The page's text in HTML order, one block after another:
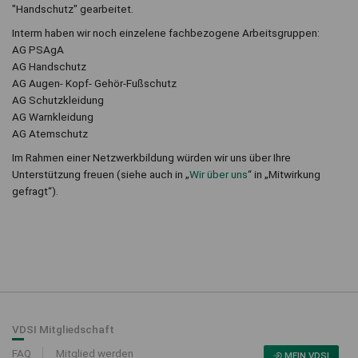
"Handschutz" gearbeitet.
Interm haben wir noch einzelene fachbezogene Arbeitsgruppen:
AG PSAgA
AG Handschutz
AG Augen- Kopf- Gehör-Fußschutz
AG Schutzkleidung
AG Warnkleidung
AG Atemschutz
Im Rahmen einer Netzwerkbildung würden wir uns über Ihre
Unterstützung freuen (siehe auch in „Wir über uns“ in „Mitwirkung
gefragt“).
VDSI Mitgliedschaft
FAQ Mitglied werden